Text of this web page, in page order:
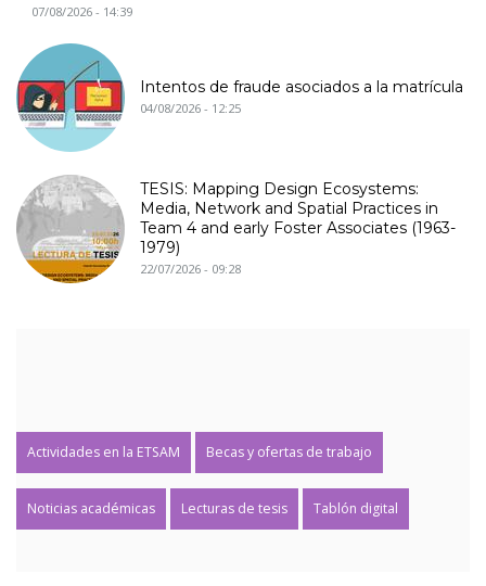
07/08/2026 - 14:39
Intentos de fraude asociados a la matrícula
04/08/2026 - 12:25
TESIS: Mapping Design Ecosystems:
Media, Network and Spatial Practices in
Team 4 and early Foster Associates (1963-
1979)
22/07/2026 - 09:28
Actividades en la ETSAM Becas y ofertas de trabajo
Noticias académicas Lecturas de tesis Tablón digital